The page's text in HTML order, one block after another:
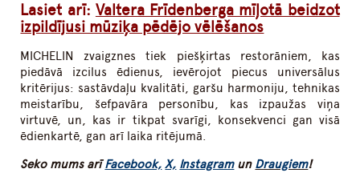
Lasiet arī: Valtera Frīdenberga mīļotā beidzot
izpildījusi mūziķa pēdējo vēlēšanos
MICHELIN zvaigznes tiek piešķirtas restorāniem, kas
piedāvā izcilus ēdienus, ievērojot piecus universālus
kritērijus: sastāvdaļu kvalitāti, garšu harmoniju, tehnikas
meistarību, šefpavāra personību, kas izpaužas viņa
virtuvē, un, kas ir tikpat svarīgi, konsekvenci gan visā
ēdienkartē, gan arī laika ritējumā.
Seko mums arīFacebook, X, Instagramun Draugiem!